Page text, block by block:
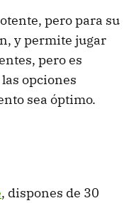
pero para su
y permite jugar
pero es
opciones
sea óptimo.
, dispones de 30